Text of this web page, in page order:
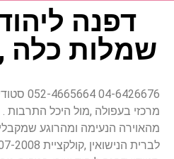
דפנה
שמלות כלה
04-
מרכזי בעפולה ,מול היכל התרבות
מהאוירה הנעימה ומהרוגע